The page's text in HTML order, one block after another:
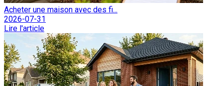
Acheter une maison avec des fi...
2026-07-31
Lire l'article